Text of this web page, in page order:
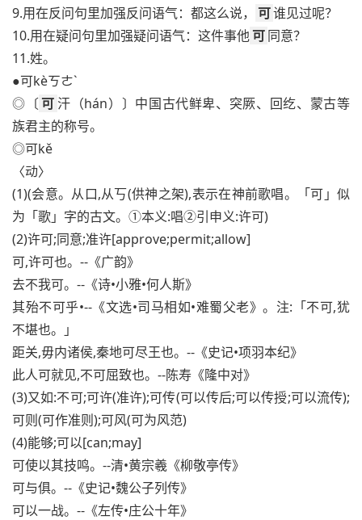
9.用在反问句里加强反问语气：都这么说，
可谁见过呢？
10.用在疑问句里加强疑问语气：这件事他可同意？
11.姓。
●可kèㄎㄜˋ
◎〔可 汗（hán）〕中国古代鲜卑、突厥、回纥、蒙古等
族君主的称号。
◎可kě
〈动〉
(1)(会意。从口,从丂(供神之架),表示在神前歌唱。「可」似
为「歌」字的古文。①本义:唱②引申义:许可)
(2)许可;同意;准许[approve;permit;allow]
可,许可也。--《广韵》
去不我可。--《诗•小雅•何人斯》
其殆不可乎•--《文选•司马相如•难蜀父老》。注:「不可,犹
不堪也。」
距关,毋内诸侯,秦地可尽王也。--《史记•项羽本纪》
此人可就见,不可屈致也。--陈寿《隆中对》
(3)又如:不可;可许(准许);可传(可以传后;可以传授;可以流传);
可则(可作准则);可风(可为风范)
(4)能够;可以[can;may]
可使以其技鸣。--清•黄宗羲《柳敬亭传》
可与俱。--《史记•魏公子列传》
可以一战。--《左传•庄公十年》